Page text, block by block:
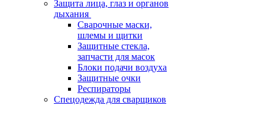
Защита лица, глаз и органов
дыхания
Сварочные маски,
шлемы и щитки
Защитные стекла,
запчасти для масок
Блоки подачи воздуха
Защитные очки
Респираторы
Спецодежда для сварщиков